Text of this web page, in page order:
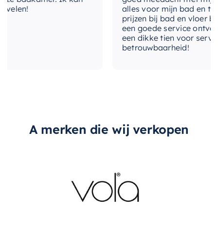
2-3 weken
Nee, los bij bestellen
alles voor mijn bad en
prijzen bij bad en vloer
een goede service
een dikke tien voor service,
betrouwbaarheid!
A merken die wij verkopen